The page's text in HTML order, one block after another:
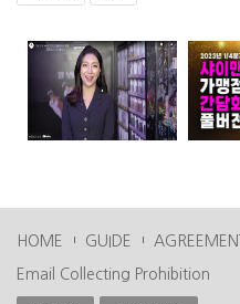
HOME GUIDE AGREEMENT
Email Collecting Prohibition